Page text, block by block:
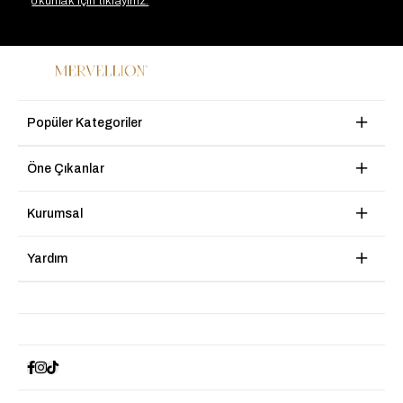
Popüler Kategoriler
Öne Çıkanlar
Kurumsal
Yardım